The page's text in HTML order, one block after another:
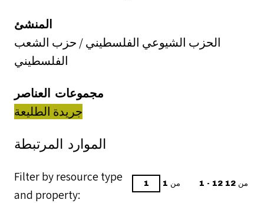
المنشئ
الحزب الشيوعي الفلسطيني / حزب الشعب
الفلسطيني
مجموعات العناصر
جريدة الطليعة
الموارد المرتبطة
Filter by resource type
and property:
من 1 1 - 12 من 12